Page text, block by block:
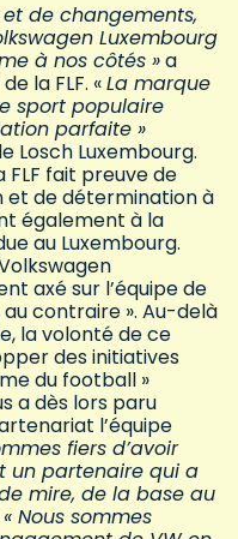
de changements,
Luxembourg
à nos côtés »a
la FLF. «La marque
sport populaire
parfaite »
Losch Luxembourg.
FLF fait preuve de
et de détermination à
également à la
au Luxembourg.
axé sur l’équipe de
contraire ». Au-delà
la volonté de ce
des initiatives
du football »
a dès lors paru
l’équipe
fiers d’avoir
un partenaire qui a
mire, de la base au
« Nous sommes